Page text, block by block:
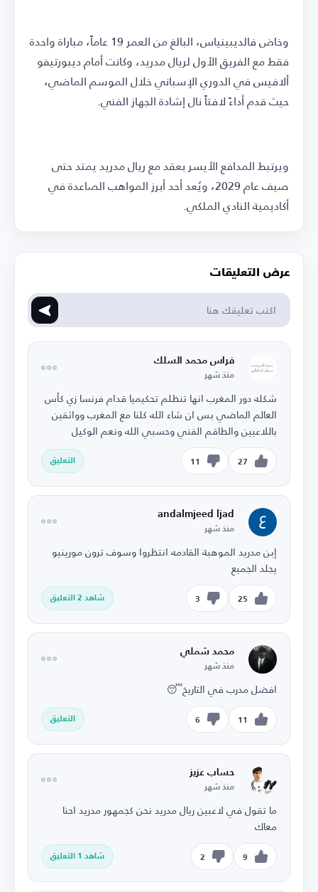
وخاض فالديبينياس، البالغ من العمر 19 عاماً، مباراة واحدة
فقط مع الفريق الأول لريال مدريد، وكانت أمام ديبورتيفو
ألافيس في الدوري الإسباني خلال الموسم الماضي،
حيث قدم أداءً لافتاً نال إشادة الجهاز الفني.
ويرتبط المدافع الأيسر بعقد مع ريال مدريد يمتد حتى
صيف عام 2029، ويُعد أحد أبرز المواهب الصاعدة في
أكاديمية النادي الملكي.
عرض التعليقات
فراس محمد السلك
منذ شهر
شكله دور المغرب انها تنظلم تحكيميا قدام فرنسا زي كأس
العالم الماضي بس ان شاء الله كلنا مع المغرب وواثقين
باللاعبين والطاقم الفني وحسبي الله ونعم الوكيل
27
11 التعليق
andalmjeed ljad
منذ شهر
إبن مدريد الموهبة القادمه انتظروا وسوف ترون مورينيو
يجلد الجميع
25
3 شاهد 2 التعليق
محمد شملي
منذ شهر
افضل مدرب في التاريخ😴
11
6 التعليق
حساب عزيز
منذ شهر
ما تقول في لاعبين ريال مدريد نحن كجمهور مدريد احنا
معاك
9
2 شاهد 1 التعليق